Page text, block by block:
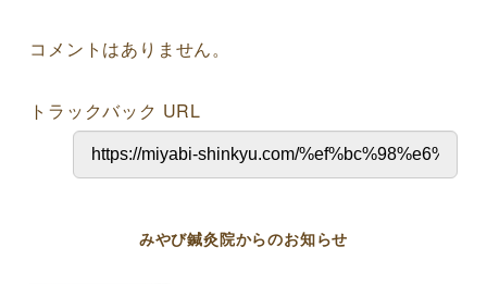
コメントはありません。
トラックバック URL
みやび鍼灸院からのお知らせ